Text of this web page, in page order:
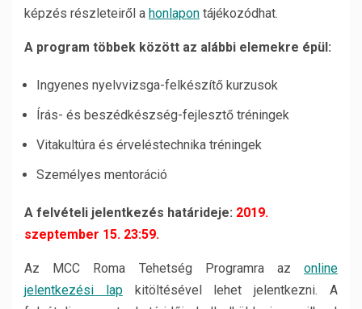
képzés részleteiről a honlapon tájékozódhat.
A program többek között az alábbi elemekre épül:
Ingyenes nyelvvizsga-felkészítő kurzusok
Írás- és beszédkészség-fejlesztő tréningek
Vitakultúra és érveléstechnika tréningek
Személyes mentoráció
A felvételi jelentkezés határideje: 2019.
szeptember 15. 23:59.
Az MCC Roma Tehetség Programra az online
jelentkezési lapkitöltésével lehet jelentkezni. A